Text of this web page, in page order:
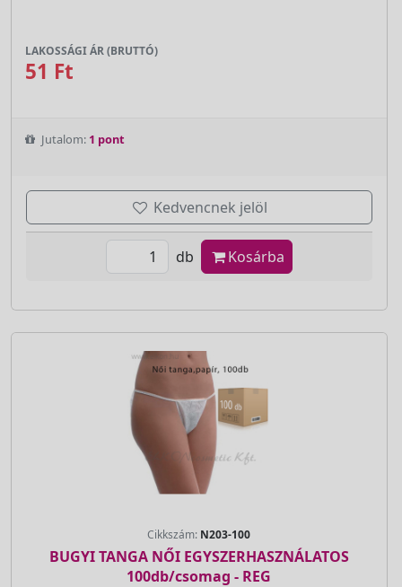
LAKOSSÁGI ÁR (BRUTTÓ)
51 Ft
Jutalom: 1 pont
Kedvencnek jelöl
db Kosárba
Cikkszám: N203-100
BUGYI TANGA NŐI EGYSZERHASZNÁLATOS
100db/csomag - REG